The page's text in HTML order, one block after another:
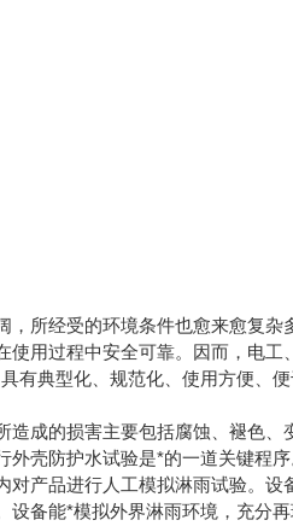
所经受的环境条件也愈来愈复
用过程中安全可靠。因而，电
有典型化、规范化、使用方便、
成的损害主要包括腐蚀、褪色
壳防护水试验是*的一道关键程序
产品进行人工模拟淋雨试验。
备能*模拟外界淋雨环境，充分